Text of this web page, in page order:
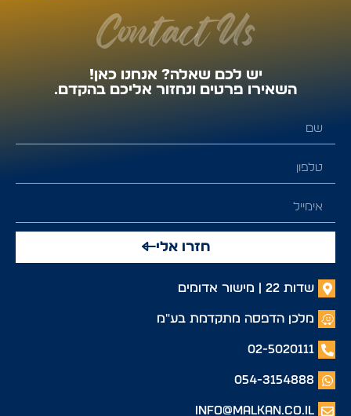
Contact Us
יש לכם שאלה? אנחנו כאן!
השאירו פרטים ונחזור אליכם בהקדם.
חזרו אלי
שדות 22 | מישור אדומים
מלכן הדפסה מתקדמת בע"מ
02-5020111
054-3154888
info@malkan.co.il